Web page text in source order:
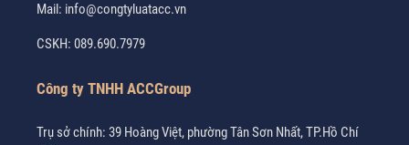
Mail: info@congtyluatacc.vn
CSKH: 089.690.7979
Công ty TNHH ACCGroup
Trụ sở chính: 39 Hoàng Việt, phường Tân Sơn Nhất, TP.Hồ Chí